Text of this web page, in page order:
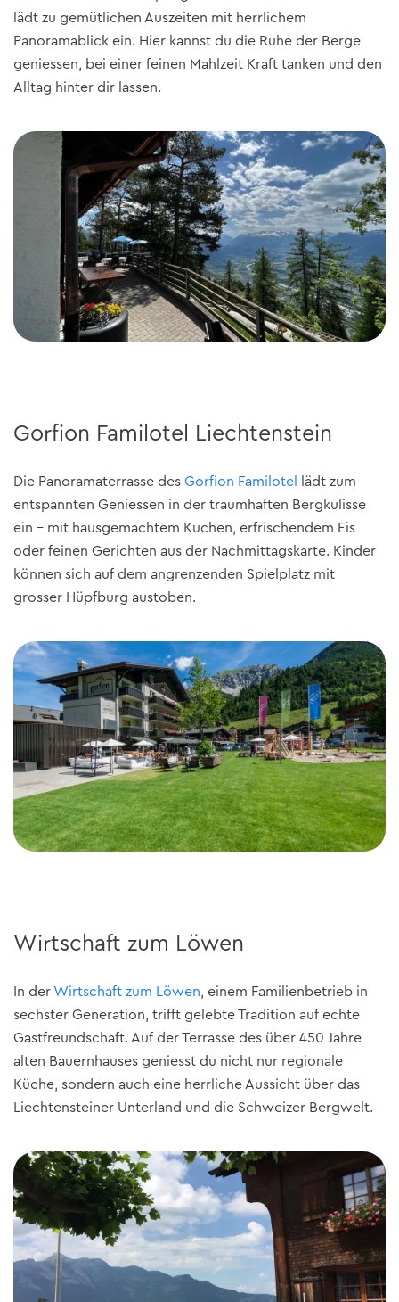
lädt zu gemütlichen Auszeiten mit herrlichem
Panoramablick ein. Hier kannst du die Ruhe der Berge
geniessen, bei einer feinen Mahlzeit Kraft tanken und den
Alltag hinter dir lassen.
Gorfion Familotel Liechtenstein
Die Panoramaterrasse des Gorfion Familotel
lädt zum
entspannten Geniessen in der traumhaften Bergkulisse
ein - mit hausgemachtem Kuchen, erfrischendem Eis
oder feinen Gerichten aus der Nachmittagskarte. Kinder
können sich auf dem angrenzenden Spielplatz mit
grosser Hüpfburg austoben.
Wirtschaft zum Löwen
In derWirtschaft zum Löwen, einem Familienbetrieb in
sechster Generation, trifft gelebte Tradition auf echte
Gastfreundschaft. Auf der Terrasse des über 450 Jahre
alten Bauernhauses geniesst du nicht nur regionale
Küche, sondern auch eine herrliche Aussicht über das
Liechtensteiner Unterland und die Schweizer Bergwelt.